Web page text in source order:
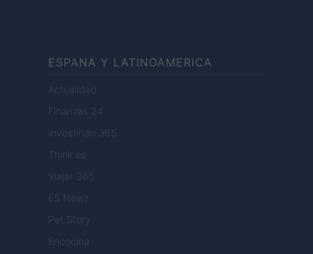
ESPANA Y LATINOAMERICA
Actualidad
Finanzas 24
Investindo 365
Think.es
Viajar 365
ES Newz
Pet Story
Encocina